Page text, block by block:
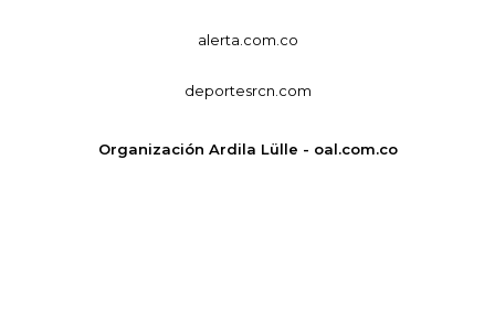
alerta.com.co
deportesrcn.com
Organización Ardila Lülle - oal.com.co